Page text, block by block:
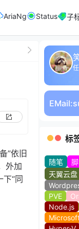
AriaNg Status 子
”依旧
外加
“同
EMail:
标
随笔
天翼云盘
PVE
Node.js